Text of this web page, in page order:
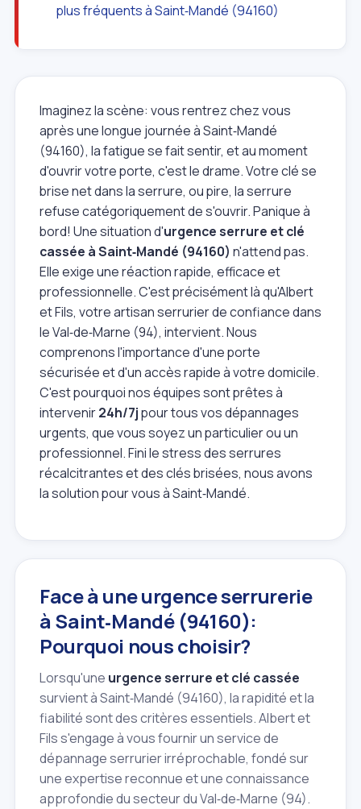
plus fréquents à Saint‑Mandé (94160)
Imaginez la scène: vous rentrez chez vous
après une longue journée à Saint‑Mandé
(94160), la fatigue se fait sentir, et au moment
d'ouvrir votre porte, c'est le drame. Votre clé se
brise net dans la serrure, ou pire, la serrure
refuse catégoriquement de s'ouvrir. Panique à
bord! Une situation d'urgence serrure et clé
cassée à Saint‑Mandé (94160) n'attend pas.
Elle exige une réaction rapide, efficace et
professionnelle. C'est précisément là qu'Albert
et Fils, votre artisan serrurier de confiance dans
le Val‑de‑Marne (94), intervient. Nous
comprenons l'importance d'une porte
sécurisée et d'un accès rapide à votre domicile.
C'est pourquoi nos équipes sont prêtes à
intervenir24h/7jpour tous vos dépannages
urgents, que vous soyez un particulier ou un
professionnel. Fini le stress des serrures
récalcitrantes et des clés brisées, nous avons
la solution pour vous à Saint‑Mandé.
Face à une urgence serrurerie
à Saint‑Mandé (94160):
Pourquoi nous choisir?
Lorsqu'une urgence serrure et clé cassée
survient à Saint‑Mandé (94160), la rapidité et la
fiabilité sont des critères essentiels. Albert et
Fils s'engage à vous fournir un service de
dépannage serrurier irréprochable, fondé sur
une expertise reconnue et une connaissance
approfondie du secteur du Val‑de‑Marne (94).